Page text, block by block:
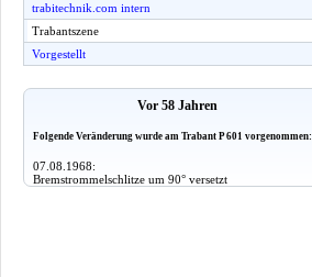
trabitechnik.com intern
Trabantszene
Vorgestellt
Vor 58 Jahren
Folgende Veränderung wurde am Trabant P 601 vorgenommen:
07.08.1968:
Bremstrommelschlitze um 90° versetzt